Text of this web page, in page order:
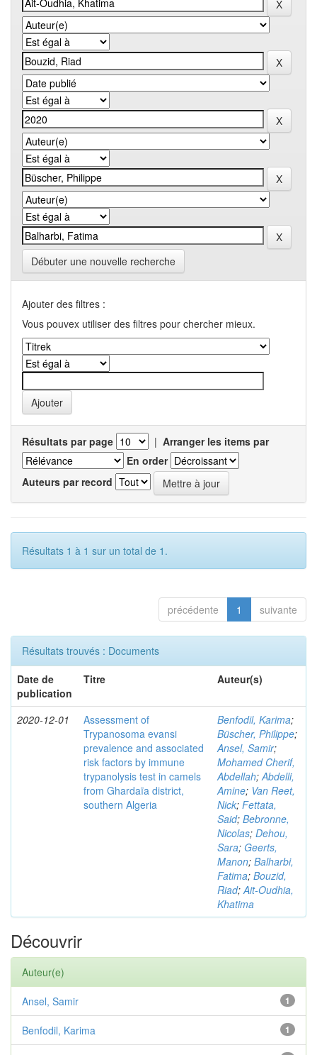
Débuter une nouvelle recherche
Ajouter des filtres :
Vous pouvex utiliser des filtres pour chercher mieux.
Résultats par page | Arranger les items par
En order
Auteurs par record
Résultats 1 à 1 sur un total de 1.
précédente 1 suivante
Résultats trouvés : Documents
Date de
publication
Titre Auteur(s)
2020-12-01
Assessment of
Trypanosoma evansi
prevalence and associated
risk factors by immune
trypanolysis test in camels
from Ghardaïa district,
southern Algeria
Benfodil, Karima;
Büscher, Philippe;
Ansel, Samir;
Mohamed Cherif,
Abdellah;Abdelli,
Amine; Van Reet,
Nick; Fettata,
Said; Bebronne,
Nicolas; Dehou,
Sara; Geerts,
Manon; Balharbi,
Fatima; Bouzid,
Riad;Ait-Oudhia,
Khatima
Découvrir
Auteur(e)
1
Ansel, Samir
1
Benfodil, Karima